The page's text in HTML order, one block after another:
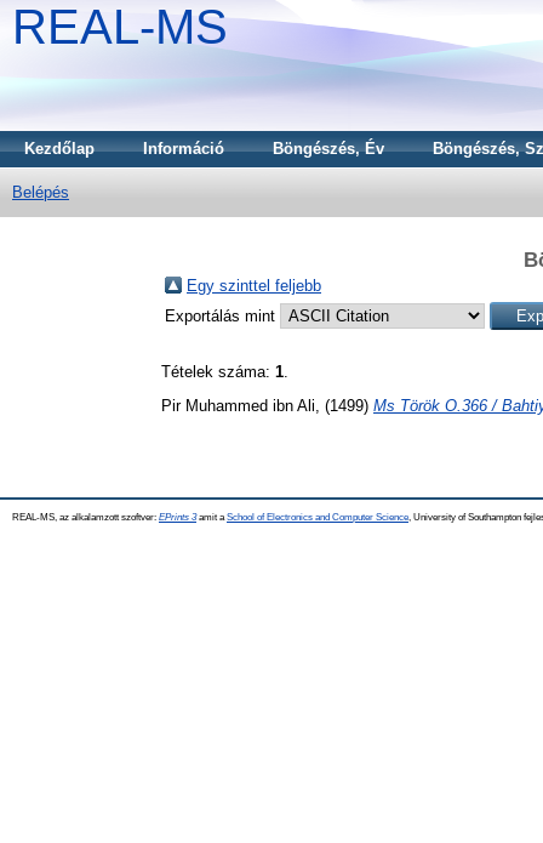
REAL-MS
Kezdőlap Információ Böngészés, Év Böngészés,
Belépés
Egy szinttel feljebb
Exportálás mint
Tételek száma: 1
Pir Muhammed ibn Ali, (1499) Ms Török O.366 /
REAL-MS, az alkalamzott szoftver: EPrints 3amit a School of Electronics and Computer Science , University of Southampton